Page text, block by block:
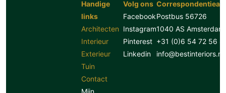
Handige
links
Architecten
Interieur
Exterieur
Tuin
Contact
Volg ons
Facebook
Instagram
Pinterest
Linkedin
Postbus 56726
1040 AS Amsterdam
+31 (0)6 54 72 56
info@bestinteriors.nl